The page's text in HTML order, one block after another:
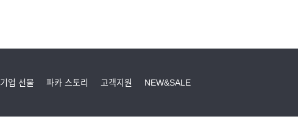
기업 선물 파카 스토리 고객지원 NEW&SALE